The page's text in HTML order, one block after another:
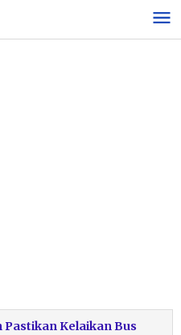
Pastikan Kelaikan Bus